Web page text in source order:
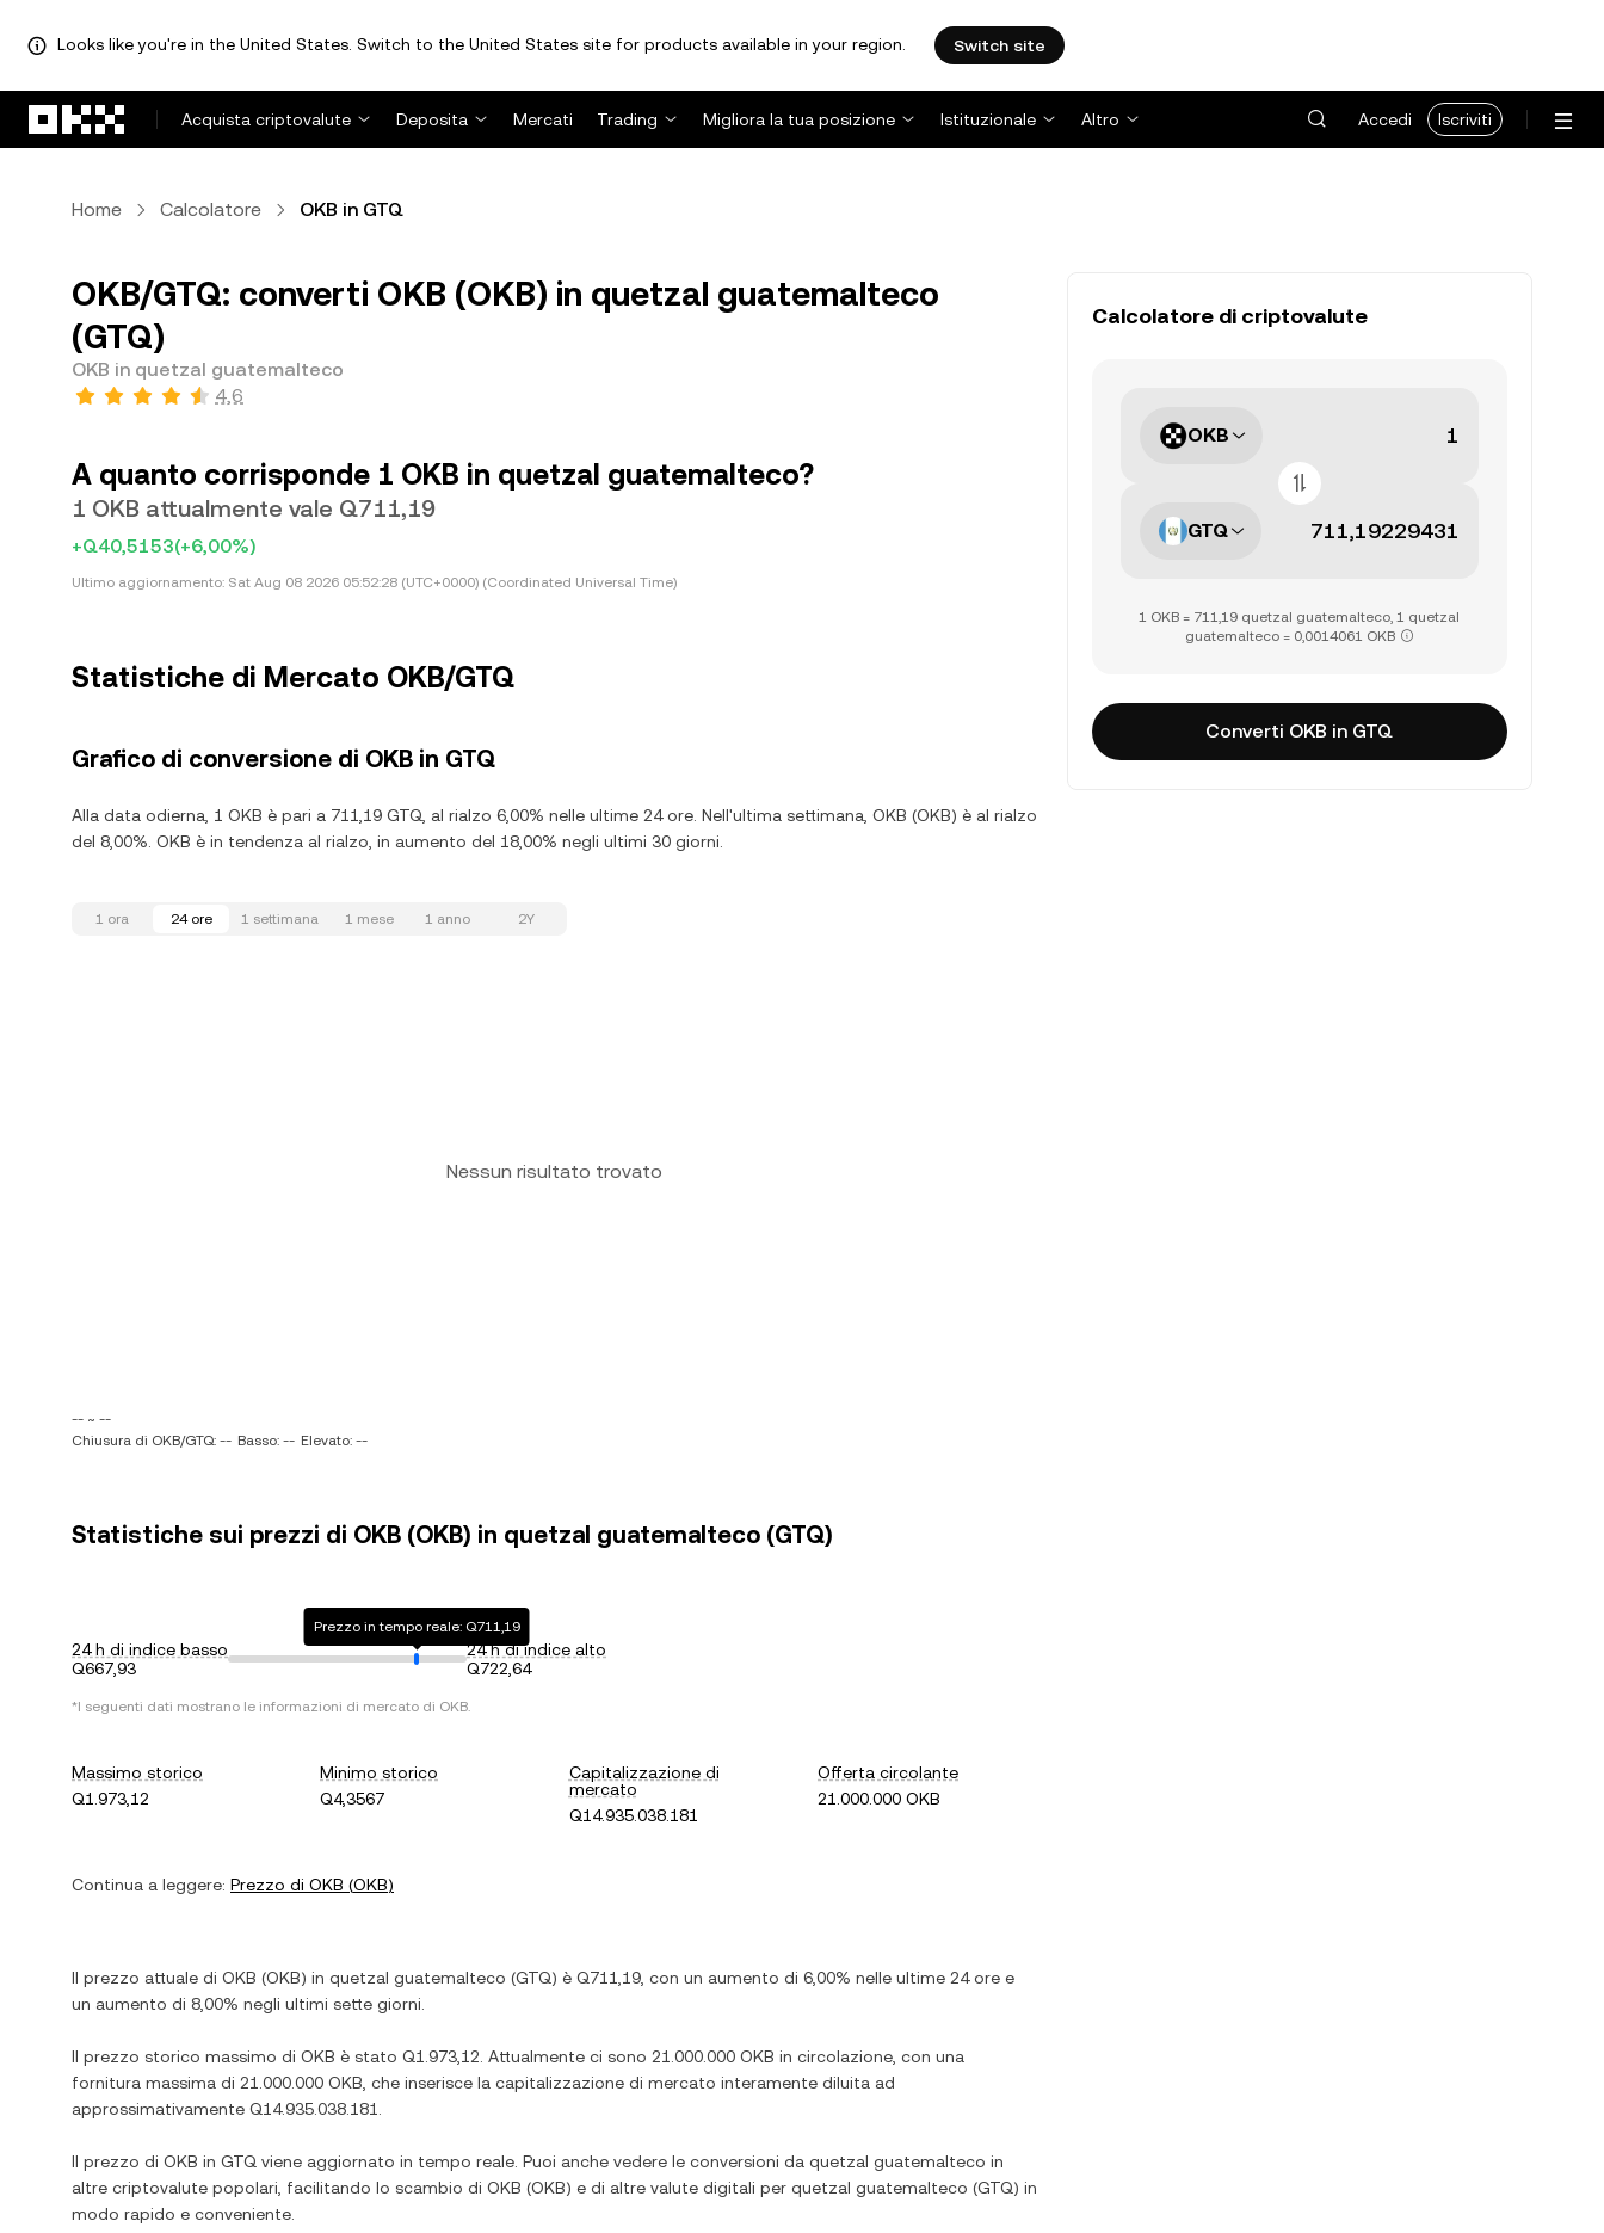
Looks like you're in the United States. Switch to the United States site for products available in your region. Switch site
Acquista criptovalute
Deposita Mercati Trading Migliora la tua posizione Istituzionale Altro Accedi Iscriviti
Home Calcolatore OKB in GTQ
OKB/GTQ: converti OKB (OKB) in quetzal guatemalteco
(GTQ)
OKB in quetzal guatemalteco
4,6
A quanto corrisponde 1 OKB in quetzal guatemalteco?
1 OKB attualmente vale Q711,19
+Q40,5153(+6,00%)
Ultimo aggiornamento: Sat Aug 08 2026 05:52:28 (UTC+0000) (Coordinated Universal Time)
Statistiche di Mercato OKB/GTQ
Grafico di conversione di OKB in GTQ
Alla data odierna, 1 OKB è pari a 711,19 GTQ, al rialzo 6,00% nelle ultime 24 ore. Nell'ultima settimana, OKB (OKB) è al rialzo
del 8,00%. OKB è in tendenza al rialzo, in aumento del 18,00% negli ultimi 30 giorni.
1 ora 24 ore 1 settimana 1 mese 1 anno 2Y
Nessun risultato trovato
-- ~ --
Chiusura di OKB/GTQ: -- Basso: -- Elevato: --
Statistiche sui prezzi di OKB (OKB) in quetzal guatemalteco (GTQ)
24 h di indice basso
Q667,93
Prezzo in tempo reale: Q711,19
24 h di indice alto
Q722,64
*I seguenti dati mostrano le informazioni di mercato di OKB.
Massimo storico
Q1.973,12
Minimo storico
Q4,3567
Capitalizzazione di
mercato
Q14.935.038.181
Offerta circolante
21.000.000 OKB
Continua a leggere: Prezzo di OKB (OKB)
Il prezzo attuale di OKB (OKB) in quetzal guatemalteco (GTQ) è Q711,19 , con un aumento di 6,00% nelle ultime 24 ore e
un aumento di 8,00% negli ultimi sette giorni.
Il prezzo storico massimo di OKB è stato Q1.973,12 . Attualmente ci sono 21.000.000 OKB in circolazione, con una
fornitura massima di 21.000.000 OKB , che inserisce la capitalizzazione di mercato interamente diluita ad
approssimativamente Q14.935.038.181
Il prezzo di OKB in GTQ viene aggiornato in tempo reale. Puoi anche vedere le conversioni da quetzal guatemalteco in
altre criptovalute popolari, facilitando lo scambio di OKB (OKB) e di altre valute digitali per quetzal guatemalteco (GTQ) in
modo rapido e conveniente.
Calcolatore di criptovalute
OKB
GTQ
1 OKB = 711,19 quetzal guatemalteco, 1 quetzal
guatemalteco = 0,0014061 OKB
Converti OKB in GTQ